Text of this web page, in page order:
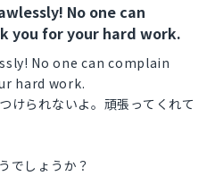
No one can
you for your hard work.
No one can complain
hard work.
けられないよ。頑張ってくれて
でしょうか？